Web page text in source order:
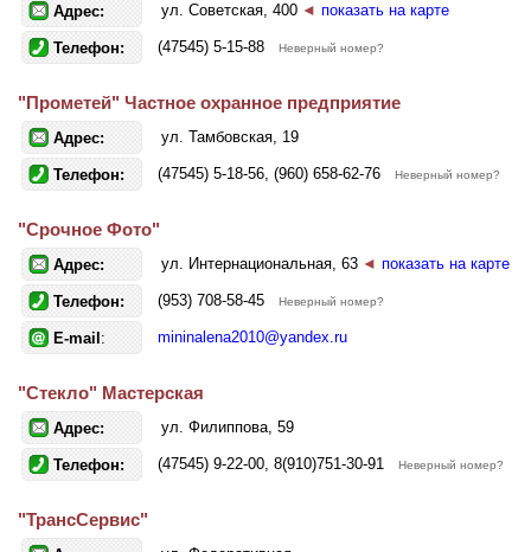
Адрес: ул. Советская, 400 ◄ показать на карте
Телефон: (47545) 5-15-88 Неверный номер?
"Прометей" Частное охранное предприятие
Адрес: ул. Тамбовская, 19
Телефон: (47545) 5-18-56, (960) 658-62-76 Неверный номер?
"Срочное Фото"
Адрес: ул. Интернациональная, 63 ◄ показать на карте
Телефон: (953) 708-58-45 Неверный номер?
E-mail : mininalena2010@yandex.ru
"Стекло" Мастерская
Адрес: ул. Филиппова, 59
Телефон: (47545) 9-22-00, 8(910)751-30-91 Неверный номер?
"ТрансСервис"